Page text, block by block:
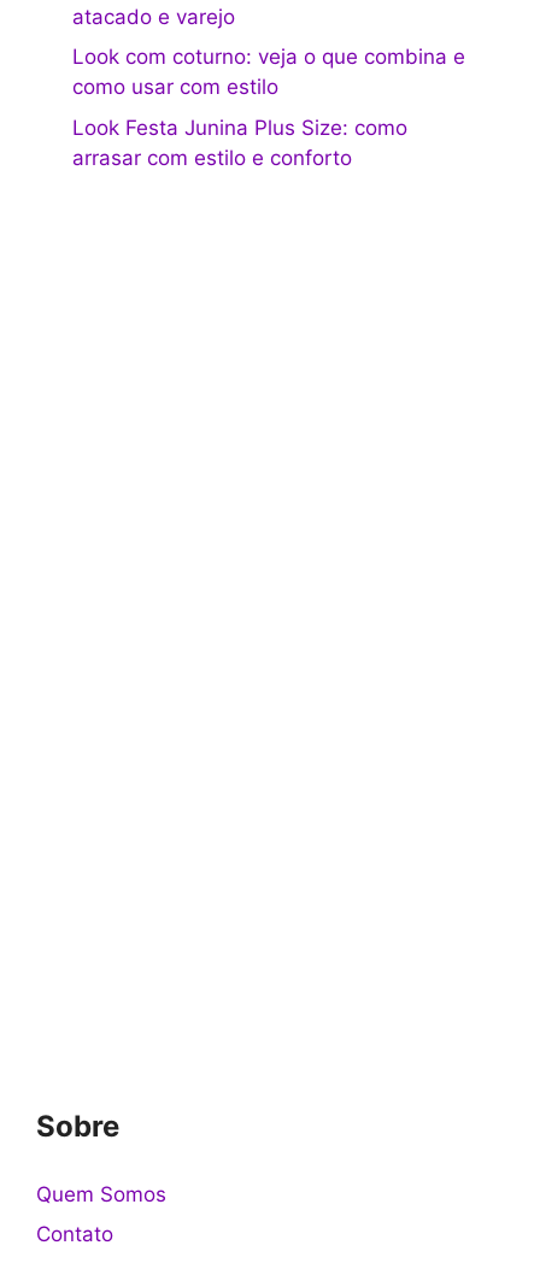
atacado e varejo
Look com coturno: veja o que combina e
como usar com estilo
Look Festa Junina Plus Size: como
arrasar com estilo e conforto
Sobre
Quem Somos
Contato